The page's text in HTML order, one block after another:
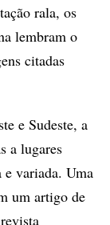
rala, os
lembram o
citadas
e Sudeste, a
a lugares
e variada. Uma
um artigo de